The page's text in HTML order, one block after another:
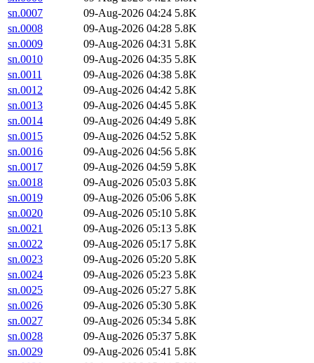
sn.0007
09-Aug-2026 04:24 5.8K
sn.0008
09-Aug-2026 04:28 5.8K
sn.0009
09-Aug-2026 04:31 5.8K
sn.0010
09-Aug-2026 04:35 5.8K
sn.0011
09-Aug-2026 04:38 5.8K
sn.0012
09-Aug-2026 04:42 5.8K
sn.0013
09-Aug-2026 04:45 5.8K
sn.0014
09-Aug-2026 04:49 5.8K
sn.0015
09-Aug-2026 04:52 5.8K
sn.0016
09-Aug-2026 04:56 5.8K
sn.0017
09-Aug-2026 04:59 5.8K
sn.0018
09-Aug-2026 05:03 5.8K
sn.0019
09-Aug-2026 05:06 5.8K
sn.0020
09-Aug-2026 05:10 5.8K
sn.0021
09-Aug-2026 05:13 5.8K
sn.0022
09-Aug-2026 05:17 5.8K
sn.0023
09-Aug-2026 05:20 5.8K
sn.0024
09-Aug-2026 05:23 5.8K
sn.0025
09-Aug-2026 05:27 5.8K
sn.0026
09-Aug-2026 05:30 5.8K
sn.0027
09-Aug-2026 05:34 5.8K
sn.0028
09-Aug-2026 05:37 5.8K
sn.0029
09-Aug-2026 05:41 5.8K